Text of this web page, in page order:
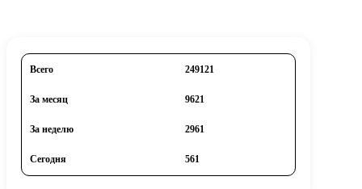
Всего 249121
За месяц 9621
За неделю 2961
Сегодня 561